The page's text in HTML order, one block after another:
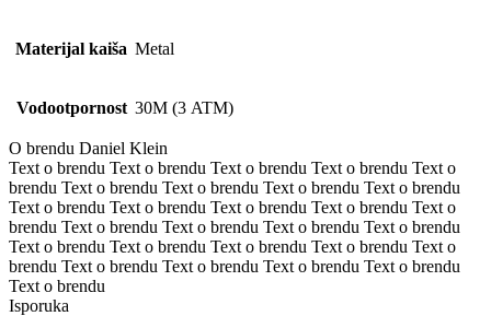
Materijal kaiša Metal
Vodootpornost 30M (3 ATM)
O brendu Daniel Klein
Text o brendu Text o brendu Text o brendu Text o brendu Text o
brendu Text o brendu Text o brendu Text o brendu Text o brendu
Text o brendu Text o brendu Text o brendu Text o brendu Text o
brendu Text o brendu Text o brendu Text o brendu Text o brendu
Text o brendu Text o brendu Text o brendu Text o brendu Text o
brendu Text o brendu Text o brendu Text o brendu Text o brendu
Text o brendu
Isporuka